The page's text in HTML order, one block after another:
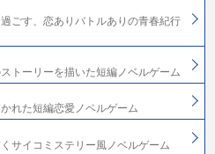
ごす、恋ありバトルありの青春紀行
トーリーを描いた短編ノベルゲーム
れた短編恋愛ノベルゲーム
サイコミステリー風ノベルゲーム